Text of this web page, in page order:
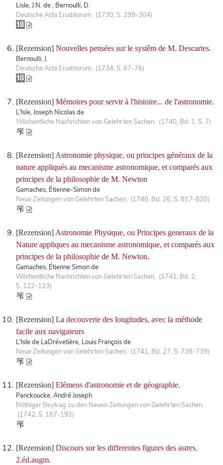
Lisle, J.N. de ; Bernoulli, D.
Deutsche Acta Eruditorum. (1730, S. 299-304)
[Rezension] Nouvelles pensées sur le systêm de M. Descartes.
Bernoulli, J.
Deutsche Acta Eruditorum. (1734, S. 67-76)
[Rezension] Mémoires pour servir à l'histoire... de l'astronomie.
L'Isle, Joseph Nicolas de
Wöchentliche Nachrichten von Gelehrten Sachen. (1740, Bd. 1, S. 7)
[Rezension] Astronomie physique, ou principes généraux de la
nature appliqués au mecanisme astronomique, et comparés aux
principes de la philosophie de M. Newton
Gamaches, Étienne-Simon de
Neue Zeitungen von Gelehrten Sachen. (1740, Bd. 26, S. 817-820)
[Rezension] Astronomie Physique, ou Principes generaux de la
Nature appliques au mecanisme astronomique, et comparés aux
principes de la philosophie de M. Newton.
Gamaches, Étienne Simon de
Wöchentliche Nachrichten von Gelehrten Sachen. (1741, Bd. 2,
S. 122-123)
[Rezension] La decouverte des longitudes, avec la méthode
facile aux navigateurs
L'Isle de LaDrévetière, Louis François de
Neue Zeitungen von Gelehrten Sachen. (1741, Bd. 27, S. 738-739)
[Rezension] Elémens d'astronomie et de géographie.
Panckoucke, André Joseph
Nöthiger Beytrag zu den Neuen Zeitungen von Gelehrten Sachen.
(1742, S. 187-192)
[Rezension] Discours sur les differentes figures des astres.
2.éd.augm.